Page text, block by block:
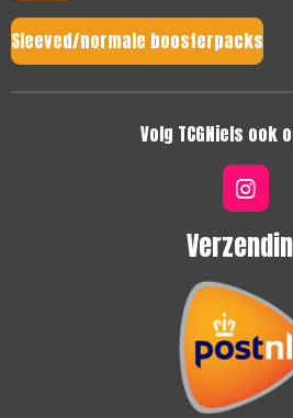
Sleeved/normale boosterpacks
Volg TCGNiels ook
I
n
s
t
g
a
m